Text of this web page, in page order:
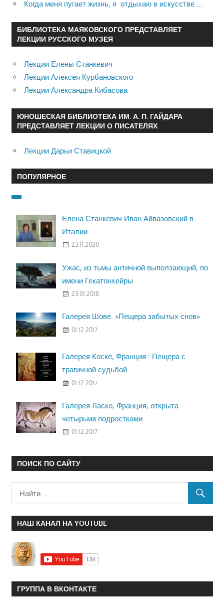
Когда меня пугает жизнь, я отдыхаю в искусстве …
БИБЛИОТЕКА МАЯКОВСКОГО ПРЕДСТАВЛЯЕТ
ЛЕКЦИИ РУССКОГО МУЗЕЯ
Лекции Елены Станкевич
Лекции Алексея Курбановского
Лекции Александра Кибасова
ЮНОШЕСКАЯ БИБЛИОТЕКА ИМ. А. П. ГАЙДАРА
ПРЕДСТАВЛЯЕТ ЛЕКЦИИ О ПИСАТЕЛЯХ
Лекции Дарьи Ставицкой
ПОПУЛЯРНОЕ
Елена Станкевич Иван Айвазовский в
Италии
23.11.2020
Ужас, из тьмы античной выползающий, по
имени Гекатонхейры
23.01.2018
Галерея Шове. «Пещера забытых снов»
01.12.2017
Галерея Коске, Франция : Пещера с
трагичной судьбой
01.12.2017
Галерея Ласко, Франция, открыта
четырьмя подростками
01.12.2017
ПОИСК ПО САЙТУ
НАШ КАНАЛ НА YOUTUBE
ГРУППА В ВКОНТАКТЕ